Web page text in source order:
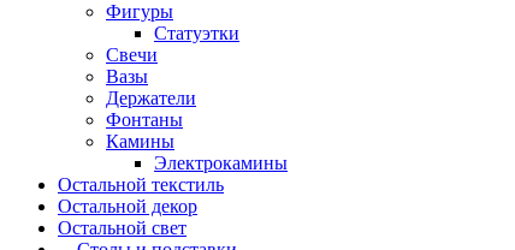
Фигуры
Статуэтки
Свечи
Вазы
Держатели
Фонтаны
Камины
Электрокамины
Остальной текстиль
Остальной декор
Остальной свет